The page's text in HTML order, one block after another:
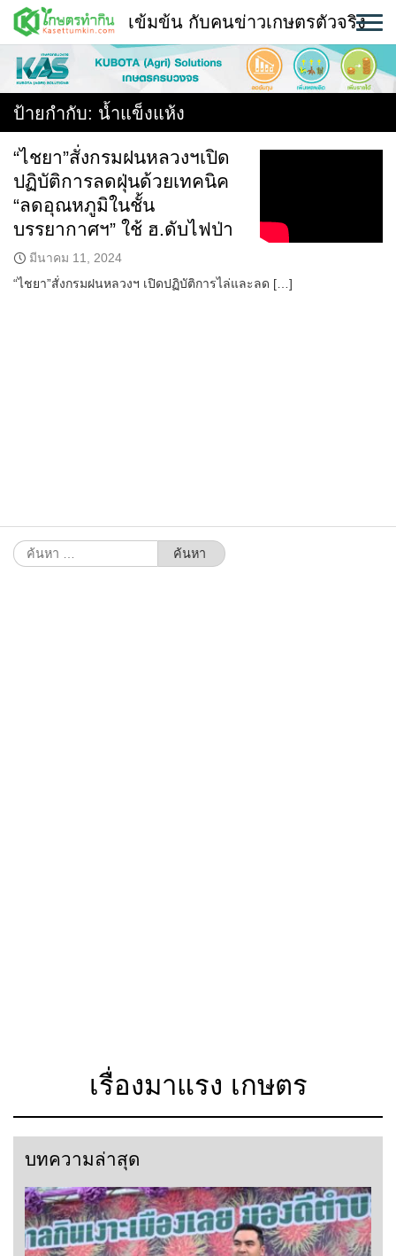
Skip
content
พืช
หน้าแรก
แวดวงเกษตร
ใคร ทำอะไร ที่ไหน
สถานีข่าววันนี้
เข้มข้น กับคนข่าวเกษตรตัวจริง
ป้ายกำกับ: น้ำแข็งแห้ง
“ไชยา”สั่งกรมฝนหลวงฯเปิด
ปฏิบัติการลดฝุ่นด้วยเทคนิค
“ลดอุณหภูมิในชั้น
บรรยากาศฯ” ใช้ ฮ.ดับไฟป่า
มีนาคม 11, 2024
“ไชยา”สั่งกรมฝนหลวงฯ เปิดปฏิบัติการไล่และลด […]
ค้นหา
สำหรับ:
เรื่องมาแรง เกษตร
บทความล่าสุด